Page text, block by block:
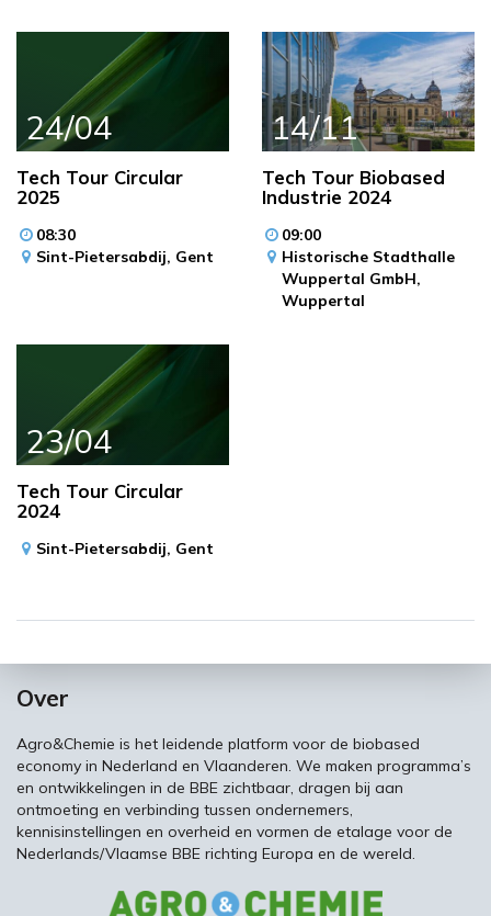
24/04
Tech Tour Circular
2025
08:30
Sint-Pietersabdij, Gent
14/11
Tech Tour Biobased
Industrie 2024
09:00
Historische Stadthalle
Wuppertal GmbH,
Wuppertal
23/04
Tech Tour Circular
2024
Sint-Pietersabdij, Gent
Over
Agro&Chemie is het leidende platform voor de biobased
economy in Nederland en Vlaanderen. We maken programma’s
en ontwikkelingen in de BBE zichtbaar, dragen bij aan
ontmoeting en verbinding tussen ondernemers,
kennisinstellingen en overheid en vormen de etalage voor de
Nederlands/Vlaamse BBE richting Europa en de wereld.